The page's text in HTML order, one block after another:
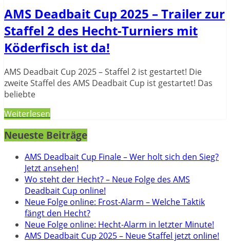
AMS Deadbait Cup 2025 – Trailer zur
Staffel 2 des Hecht-Turniers mit
Köderfisch ist da!
AMS Deadbait Cup 2025 – Staffel 2 ist gestartet! Die
zweite Staffel des AMS Deadbait Cup ist gestartet! Das
beliebte
Weiterlesen
Neueste Beiträge
AMS Deadbait Cup Finale – Wer holt sich den Sieg?
Jetzt ansehen!
Wo steht der Hecht? – Neue Folge des AMS
Deadbait Cup online!
Neue Folge online: Frost-Alarm – Welche Taktik
fängt den Hecht?
Neue Folge online: Hecht-Alarm in letzter Minute!
AMS Deadbait Cup 2025 – Neue Staffel jetzt online!